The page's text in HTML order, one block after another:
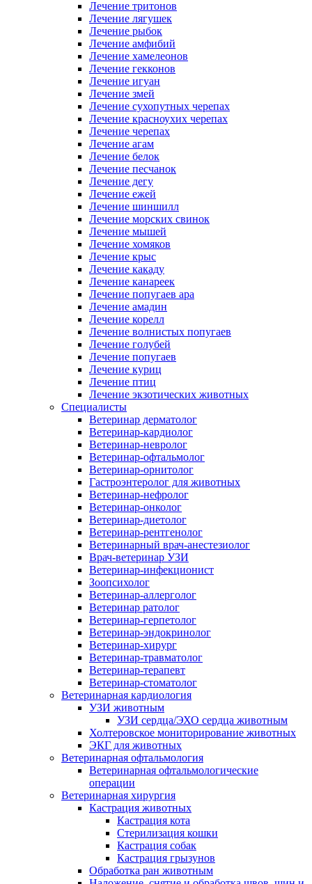
Лечение тритонов
Лечение лягушек
Лечение рыбок
Лечение амфибий
Лечение хамелеонов
Лечение гекконов
Лечение игуан
Лечение змей
Лечение сухопутных черепах
Лечение красноухих черепах
Лечение черепах
Лечение агам
Лечение белок
Лечение песчанок
Лечение дегу
Лечение ежей
Лечение шиншилл
Лечение морских свинок
Лечение мышей
Лечение хомяков
Лечение крыс
Лечение какаду
Лечение канареек
Лечение попугаев ара
Лечение амадин
Лечение корелл
Лечение волнистых попугаев
Лечение голубей
Лечение попугаев
Лечение куриц
Лечение птиц
Лечение экзотических животных
Специалисты
Ветеринар дерматолог
Ветеринар-кардиолог
Ветеринар-невролог
Ветеринар-офтальмолог
Ветеринар-орнитолог
Гастроэнтеролог для животных
Ветеринар-нефролог
Ветеринар-онколог
Ветеринар-диетолог
Ветеринар-рентгенолог
Ветеринарный врач-анестезиолог
Врач-ветеринар УЗИ
Ветеринар-инфекционист
Зоопсихолог
Ветеринар-аллерголог
Ветеринар ратолог
Ветеринар-герпетолог
Ветеринар-эндокринолог
Ветеринар-хирург
Ветеринар-травматолог
Ветеринар-терапевт
Ветеринар-стоматолог
Ветеринарная кардиология
УЗИ животным
УЗИ сердца/ЭХО сердца животным
Холтеровское мониторирование животных
ЭКГ для животных
Ветеринарная офтальмология
Ветеринарная офтальмологические
операции
Ветеринарная хирургия
Кастрация животных
Кастрация кота
Стерилизация кошки
Кастрация собак
Кастрация грызунов
Обработка ран животным